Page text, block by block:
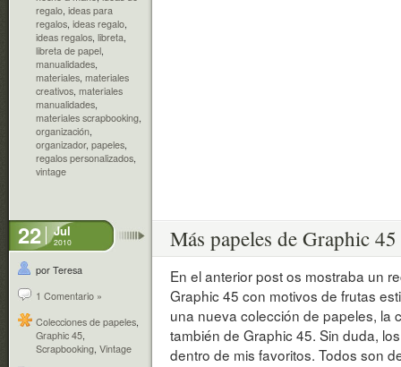
regalo, ideas para
regalos, ideas regalo,
ideas regalos, libreta,
libreta de papel,
manualidades,
materiales, materiales
creativos, materiales
manualidades,
materiales scrapbooking,
organización,
organizador, papeles,
regalos personalizados,
vintage
22 Jul
2010
por Teresa
1 Comentario »
Colecciones de papeles,
Graphic 45,
Scrapbooking, Vintage
Más papeles de Graphic 45
En el anterior post os mostraba un
Graphic 45 con motivos de frutas
una nueva colección de papeles, la
también de Graphic 45. Sin duda,
dentro de mis favoritos. Todos son